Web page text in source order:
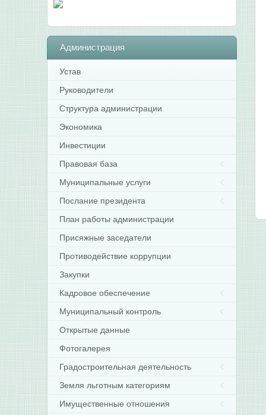
Администрация
Устав
Руководители
Структура администрации
Экономика
Инвестиции
Правовая база
Муниципальные услуги
Послание президента
План работы администрации
Присяжные заседатели
Противодействие коррупции
Закупки
Кадровое обеспечение
Муниципальный контроль
Открытые данные
Фотогалерея
Градостроительная деятельность
Земля льготным категориям
Имущественные отношения